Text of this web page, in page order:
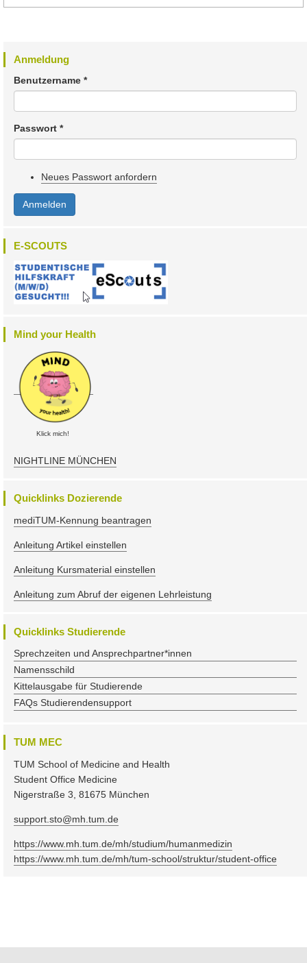
Anmeldung
Benutzername*
Passwort*
Neues Passwort anfordern
Anmelden
E-SCOUTS
Mind your Health
Klick mich!
NIGHTLINE MÜNCHEN
Quicklinks Dozierende
mediTUM-Kennung beantragen
Anleitung Artikel einstellen
Anleitung Kursmaterial einstellen
Anleitung zum Abruf der eigenen Lehrleistung
Quicklinks Studierende
Sprechzeiten und Ansprechpartner*innen
Namensschild
Kittelausgabe für Studierende
FAQs Studierendensupport
TUM MEC
TUM School of Medicine and Health
Student Office Medicine
Nigerstraße 3, 81675 München
support.sto@mh.tum.de
https://www.mh.tum.de/mh/studium/humanmedizin
https://www.mh.tum.de/mh/tum-school/struktur/student-office